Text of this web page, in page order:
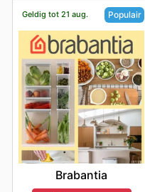
Geldig tot 21 aug. Populair
Brabantia